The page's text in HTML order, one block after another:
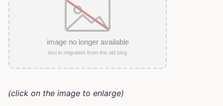
(click on the image to enlarge)